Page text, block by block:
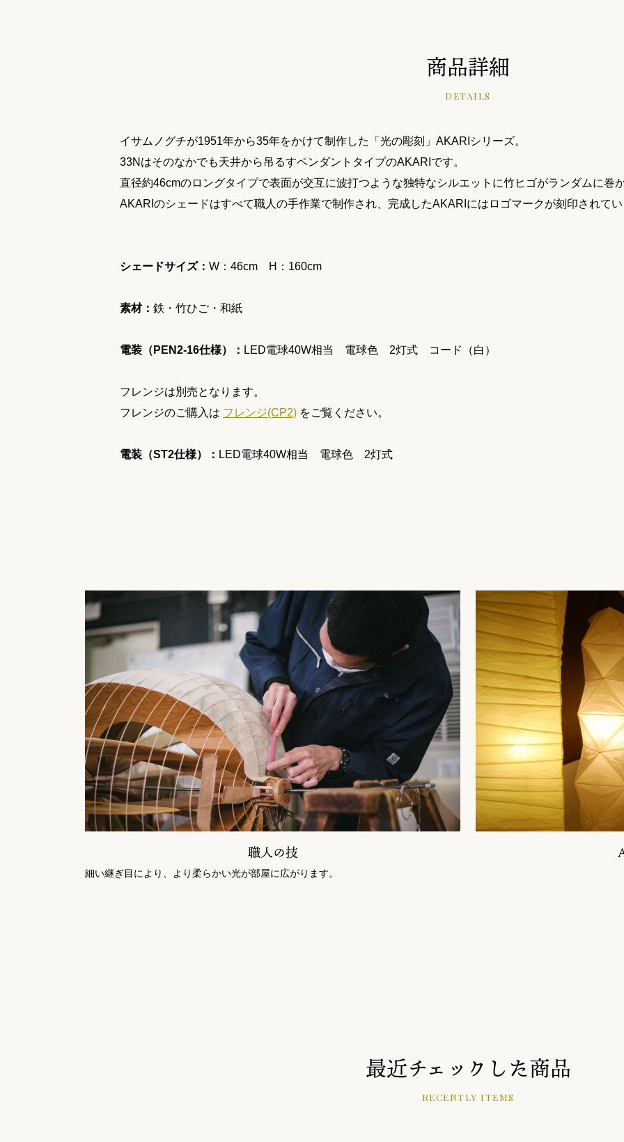
商品詳細
DETAILS
イサムノグチが1951年から35年をかけて制作した「光の彫刻」AKARIシリーズ。
33Nはそのなかでも天井から吊るすペンダントタイプのAKARIです。
直径約46cmのロングタイプで表面が交互に波打つような独特なシルエットに竹ヒゴがランダムに巻
AKARIのシェードはすべて職人の手作業で制作され、完成したAKARIにはロゴマークが刻印されてい
シェードサイズ： W：46cm H：160cm
素材： 鉄・竹ひご・和紙
電装（PEN2-16仕様）： LED電球40W相当 電球色 2灯式 コード（白）
フレンジは別売となります。
フレンジのご購入は フレンジ(CP2) をご覧ください。
電装（ST2仕様）： LED電球40W相当 電球色 2灯式
職人の技
細い継ぎ目により、より柔らかい光が部屋に広がります。
最近チェックした商品
RECENTLY ITEMS